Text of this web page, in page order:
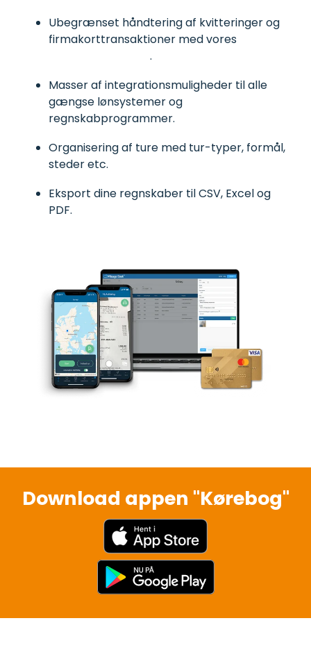
Ubegrænset håndtering af kvitteringer og
firmakorttransaktioner med vores
.
Masser af integrationsmuligheder til alle
gængse lønsystemer og
regnskabprogrammer.
Organisering af ture med tur-typer, formål,
steder etc.
Eksport dine regnskaber til CSV, Excel og
PDF.
Download appen "Kørebog"